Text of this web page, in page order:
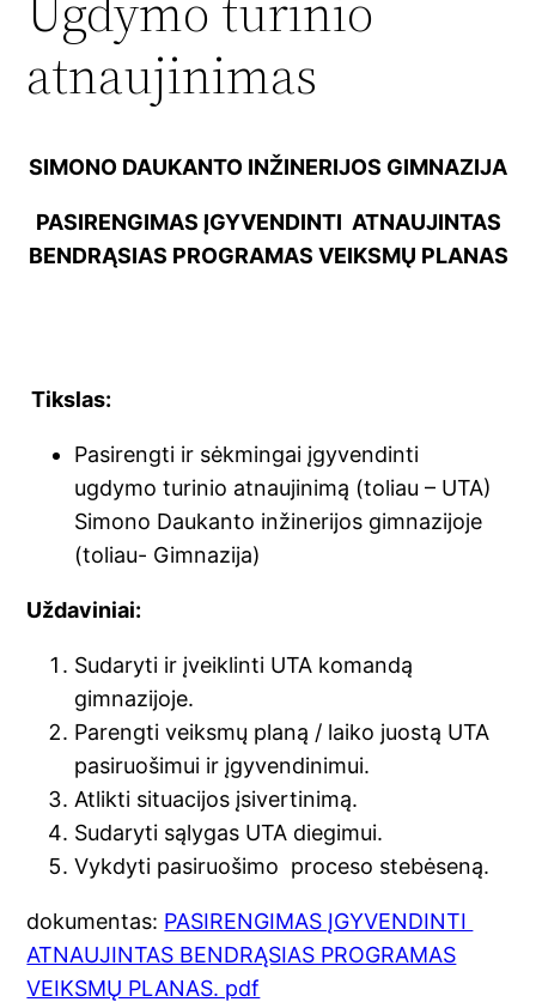
atnaujinimas
SIMONO DAUKANTO INŽINERIJOS GIMNAZIJA
PASIRENGIMAS ĮGYVENDINTI ATNAUJINTAS
BENDRĄSIAS PROGRAMAS VEIKSMŲ PLANAS
Tikslas:
Pasirengti ir sėkmingai įgyvendinti
ugdymo turinio atnaujinimą (toliau – UTA)
Simono Daukanto inžinerijos gimnazijoje
(toliau- Gimnazija)
Uždaviniai:
Sudaryti ir įveiklinti UTA komandą
gimnazijoje.
Parengti veiksmų planą / laiko juostą UTA
pasiruošimui ir įgyvendinimui.
Atlikti situacijos įsivertinimą.
Sudaryti sąlygas UTA diegimui.
Vykdyti pasiruošimo proceso stebėseną.
dokumentas: PASIRENGIMAS ĮGYVENDINTI
ATNAUJINTAS BENDRĄSIAS PROGRAMAS
VEIKSMŲ PLANAS. pdf